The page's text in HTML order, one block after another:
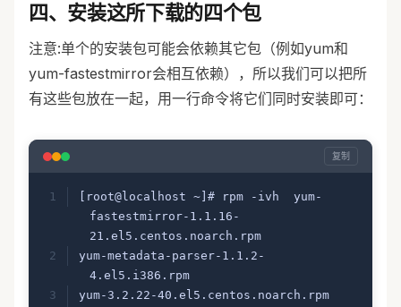
四、安装这所下载的四个包
注意:单个的安装包可能会依赖其它包（例如yum和
yum-fastestmirror会相互依赖），所以我们可以把所
有这些包放在一起，用一行命令将它们同时安装即可：
复制
[root@localhost ~]# rpm -ivh  yum-
fastestmirror-1.1.16-
21.el5.centos.noarch.rpm
yum-metadata-parser-1.1.2-
4.el5.i386.rpm
yum-3.2.22-40.el5.centos.noarch.rpm